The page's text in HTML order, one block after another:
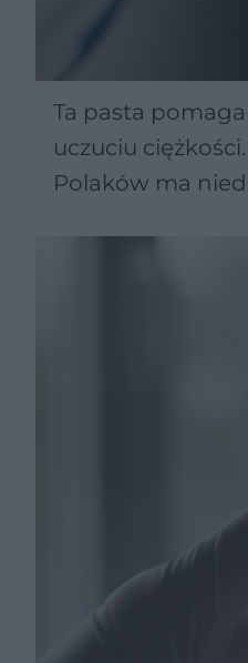
Ta pasta
uczuciu
Polaków ma